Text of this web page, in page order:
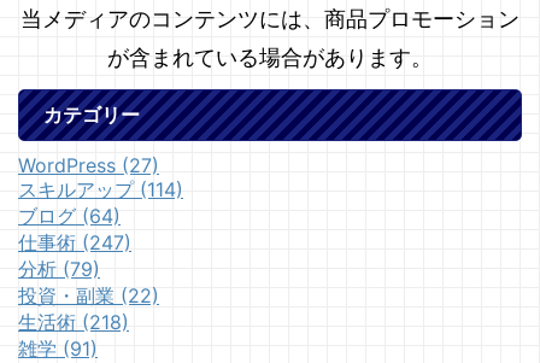
当メディアのコンテンツには、商品プロモーション
が含まれている場合があります。
カテゴリー
WordPress (27)
スキルアップ (114)
ブログ (64)
仕事術 (247)
分析 (79)
投資・副業 (22)
生活術 (218)
雑学 (91)